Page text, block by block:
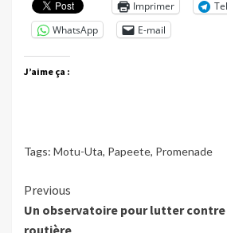
Imprimer
WhatsApp
E-mail
J’aime ça :
Tags: Motu-Uta, Papeete, Promenade
Continue
Reading
Previous
Un observatoire pour lutter